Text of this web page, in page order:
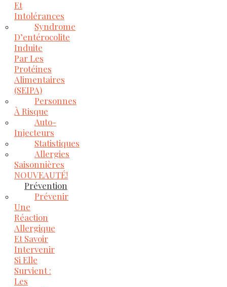
Et
Intolérances
Syndrome
D’entérocolite
Induite
Par Les
Protéines
Alimentaires
(SEIPA)
Personnes
À Risque
Auto-
Injecteurs
Statistiques
Allergies
Saisonnières
NOUVEAUTÉ!
Prévention
Prévenir
Une
Réaction
Allergique
Et Savoir
Intervenir
Si Elle
Survient :
Les